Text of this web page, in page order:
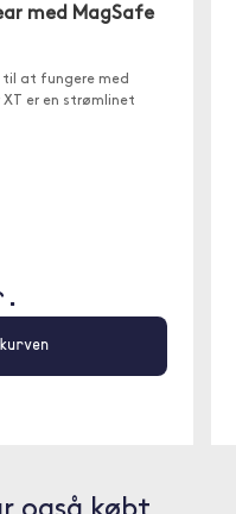
med MagSafe
til at fungere med
er en strømlinet